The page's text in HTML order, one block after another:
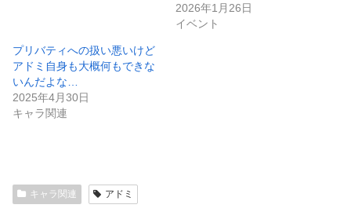
2026年1月26日
イベント
プリバティへの扱い悪いけど
アドミ自身も大概何もできな
いんだよな…
2025年4月30日
キャラ関連
キャラ関連 アドミ